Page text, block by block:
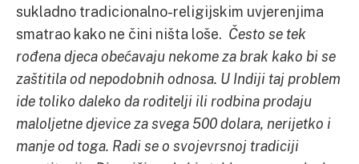
sukladno tradicionalno-religijskim uvjerenjima
smatrao kako ne čini ništa loše. Često se tek
rođena djeca obećavaju nekome za brak kako bi se
zaštitila od nepodobnih odnosa. U Indiji taj problem
ide toliko daleko da roditelji ili rodbina prodaju
maloljetne djevice za svega 500 dolara, nerijetko i
manje od toga. Radi se o svojevrsnoj tradiciji